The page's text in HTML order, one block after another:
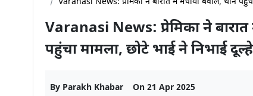
Varanasi News: प्रेमिका ने
पहुंचा मामला, छोटे भाई ने निभाई
By Parakh Khabar On 21 Apr 2025